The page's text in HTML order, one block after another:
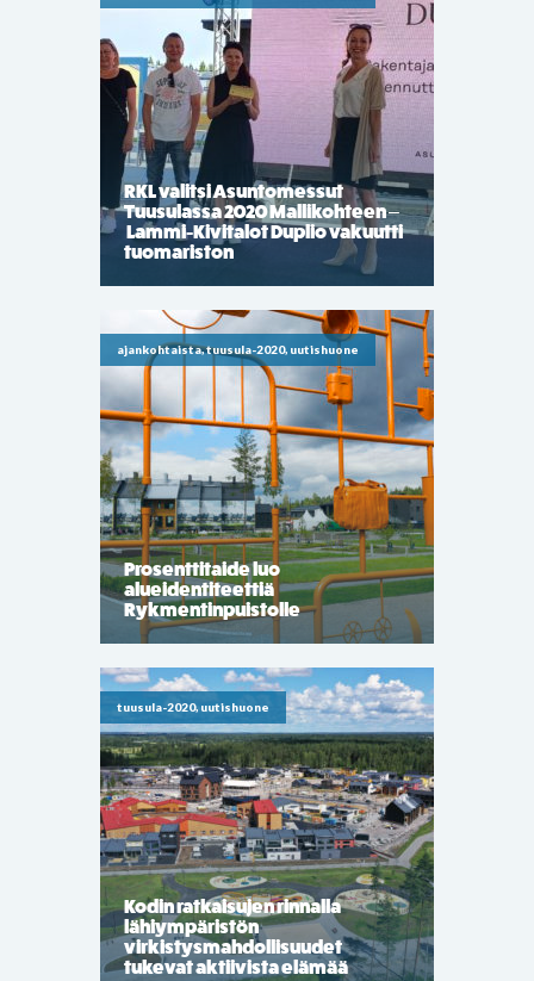
RKL valitsi Asuntomessut
Tuusulassa 2020 Mallikohteen –
Lammi-Kivitalot Duplio vakuutti
tuomariston
ajankohtaista, tuusula-2020, uutishuone
Prosenttitaide luo
alueidentiteettiä
Rykmentinpuistolle
tuusula-2020, uutishuone
Kodin ratkaisujen rinnalla
lähiympäristön
virkistysmahdollisuudet
tukevat aktiivista elämää